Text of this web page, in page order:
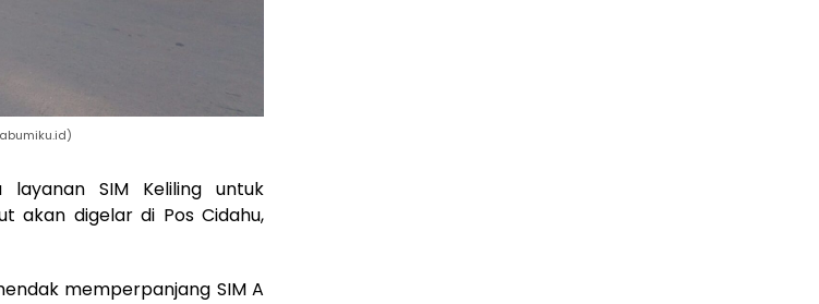
SIM Keliling untuk
akan digelar di Pos Cidahu,
memperpanjang SIM A